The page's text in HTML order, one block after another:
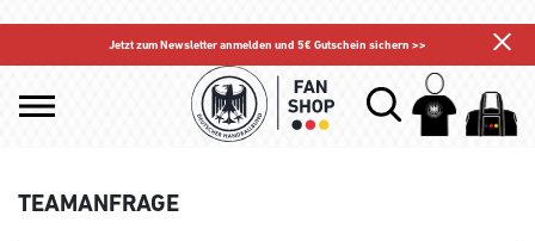
Jetzt zum Newsletter anmelden und 5€ Gutschein sichern >>
TEAMANFRAGE